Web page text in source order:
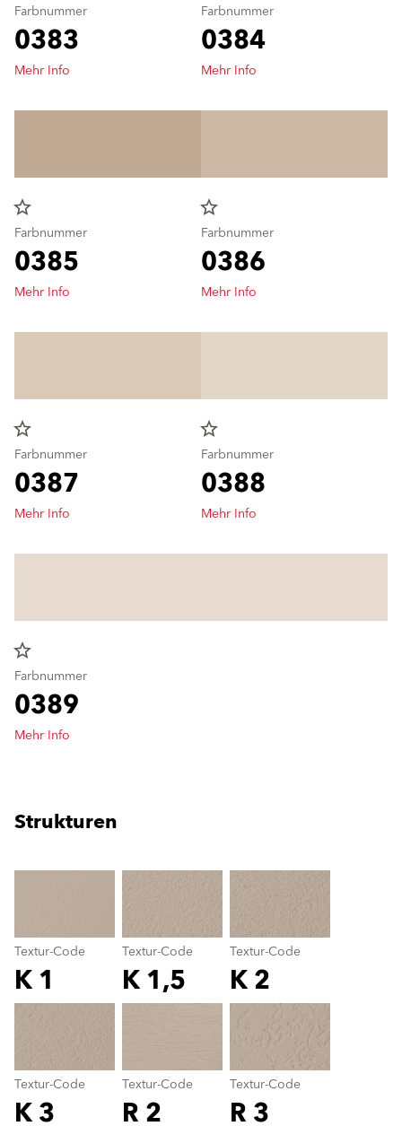
Farbnummer
0383
Mehr Info
Farbnummer
0384
Mehr Info
star_border
Farbnummer
0385
Mehr Info
star_border
Farbnummer
0386
Mehr Info
star_border
Farbnummer
0387
Mehr Info
star_border
Farbnummer
0388
Mehr Info
star_border
Farbnummer
0389
Mehr Info
Strukturen
Textur-Code
K 1
Textur-Code
K 1,5
Textur-Code
K 2
Textur-Code
K 3
Textur-Code
R 2
Textur-Code
R 3
Textur-Code
color_name